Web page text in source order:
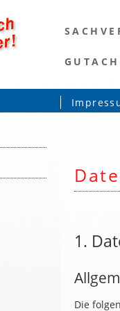
Navigation
1.
Die